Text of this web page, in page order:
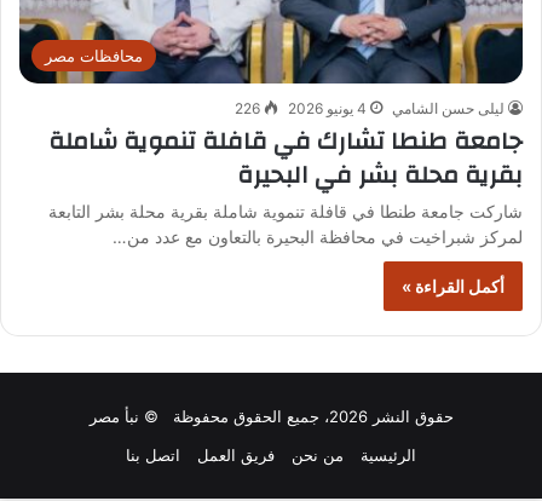
محافظات مصر
ليلى حسن الشامي 4 يونيو 2026 226
جامعة طنطا تشارك في قافلة تنموية شاملة
بقرية محلة بشر في البحيرة
شاركت جامعة طنطا في قافلة تنموية شاملة بقرية محلة بشر التابعة
لمركز شبراخيت في محافظة البحيرة بالتعاون مع عدد من…
أكمل القراءة »
حقوق النشر 2026، جميع الحقوق محفوظة © نبأ مصر
الرئيسية
من نحن فريق العمل اتصل بنا